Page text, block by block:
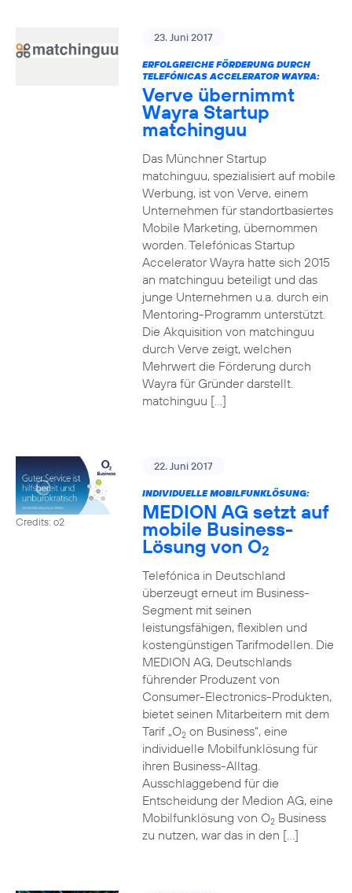
23. Juni 2017
ERFOLGREICHE FÖRDERUNG DURCH
TELEFÓNICAS ACCELERATOR WAYRA:
Verve übernimmt
Wayra Startup
matchinguu
Das Münchner Startup
matchinguu, spezialisiert auf mobile
Werbung, ist von Verve, einem
Unternehmen für standortbasiertes
Mobile Marketing, übernommen
worden. Telefónicas Startup
Accelerator Wayra hatte sich 2015
an matchinguu beteiligt und das
junge Unternehmen u.a. durch ein
Mentoring-Programm unterstützt.
Die Akquisition von matchinguu
durch Verve zeigt, welchen
Mehrwert die Förderung durch
Wayra für Gründer darstellt.
matchinguu […]
Credits: o2
22. Juni 2017
INDIVIDUELLE MOBILFUNKLÖSUNG:
MEDION AG setzt auf
mobile Business-
Lösung von O2
Telefónica in Deutschland
überzeugt erneut im Business-
Segment mit seinen
leistungsfähigen, flexiblen und
kostengünstigen Tarifmodellen. Die
MEDION AG, Deutschlands
führender Produzent von
Consumer-Electronics-Produkten,
bietet seinen Mitarbeitern mit dem
Tarif „O2on Business“, eine
individuelle Mobilfunklösung für
ihren Business-Alltag.
Ausschlaggebend für die
Entscheidung der Medion AG, eine
Mobilfunklösung von O2Business
zu nutzen, war das in den […]